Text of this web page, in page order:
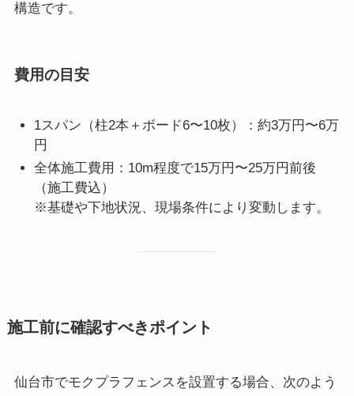
構造です。
費用の目安
1スパン（柱2本＋ボード6〜10枚）：約3万円〜6万
円
全体施工費用：10m程度で15万円〜25万円前後
（施工費込）
※基礎や下地状況、現場条件により変動します。
施工前に確認すべきポイント
仙台市でモクプラフェンスを設置する場合、次のよう